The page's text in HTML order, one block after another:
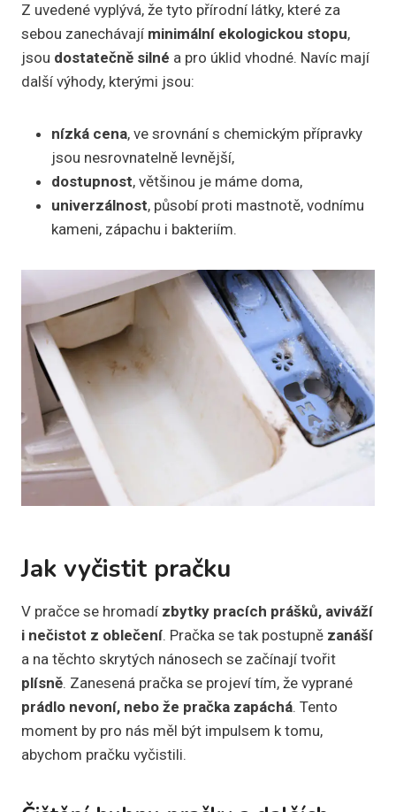
Z uvedené vyplývá, že tyto přírodní látky, které za
sebou zanechávají minimální ekologickou stopu,
jsou dostatečně silné a pro úklid vhodné. Navíc mají
další výhody, kterými jsou:
nízká cena, ve srovnání s chemickým přípravky
jsou nesrovnatelně levnější,
dostupnost, většinou je máme doma,
univerzálnost, působí proti mastnotě, vodnímu
kameni, zápachu i bakteriím.
Jak vyčistit pračku
V pračce se hromadí zbytky pracích prášků, aviváží
i nečistot z oblečení. Pračka se tak postupně zanáší
a na těchto skrytých nánosech se začínají tvořit
plísně. Zanesená pračka se projeví tím, že vyprané
prádlo nevoní, nebo že pračka zapáchá. Tento
moment by pro nás měl být impulsem k tomu,
abychom pračku vyčistili.